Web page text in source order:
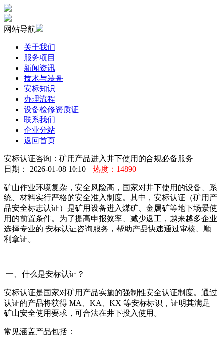
网站导航
关于我们
服务项目
新闻资讯
技术与装备
安标知识
办理流程
设备检修资质证
联系我们
企业分站
返回首页
安标认证咨询：矿用产品进入井下使用的合规必备服务
日期： 2026-01-08 10:10
热度：14890
矿山作业环境复杂，安全风险高，国家对井下使用的设备、系
统、材料实行严格的安全准入制度。其中，安标认证（矿用产
品安全标志认证）是矿用设备进入煤矿、金属矿等地下场景使
用的前置条件。为了提高申报效率、减少返工，越来越多企业
选择专业的 安标认证咨询服务，帮助产品快速通过审核、顺
利拿证。
一、什么是安标认证？
安标认证是国家对矿用产品实施的强制性安全认证制度。通过
认证的产品将获得 MA、KA、KX 等安标标识，证明其满足
矿山安全使用要求，可合法在井下投入使用。
常见涵盖产品包括：